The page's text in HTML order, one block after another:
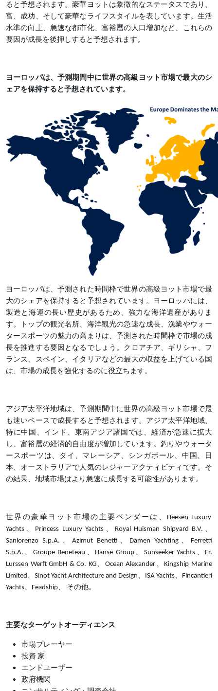
ると予想されます。豪華ヨットは象徴的なステータスであり、
富、成功、そして豪華なライフスタイルを表しています。生活
水準の向上、急速な都市化、富裕層の人口増加など、これらの
要因が成長を後押しすると予想されます。
ヨーロッパは、予測期間中に世界の高級ヨット市場で最大のシ
ェアを保持すると予想されています。
ヨーロッパは、予測された時間枠で世界の高級ヨット市場で最
大のシェアを保持すると予想されています。ヨーロッパには、
製造と海運の長い歴史があるため、強力な海洋遺産がありま
す。トップの観光名所、海洋観光の急速な成長、漁業やウォー
タースポーツの魅力の高まりは、予測された時間枠で市場の成
長を推進する要因となるでしょう。クロアチア、ギリシャ、フ
ランス、スペイン、イタリアなどの最大の収益を上げている国
は、市場の成長を強化するのに役立ちます。
アジア太平洋地域は、予測期間中に世界の高級ヨット市場で最
も速いペースで成長すると予想されます。アジア太平洋地域、
特に中国、インド、東南アジア諸国では、経済が急速に拡大
し、富裕層の経済的自由度が増加しています。釣りやウォータ
ースポーツは、タイ、マレーシア、シンガポール、中国、日
本、オーストラリアで人気のレジャーアクティビティです。そ
の結果、地域市場はより急速に成長する可能性があります。
世界の豪華ヨット市場の主要ベンダーは、 Heesen Luxury
Yachts、Princess Luxury Yachts、Royal Huisman Shipyard B.V.、
Sanlorenzo S.p.A.、Azimut Benetti、Damen Yachting、Ferretti
S.p.A.、Groupe Beneteau、Hanse Group、Sunseeker Yachts、Fr.
Lurssen Werft GmbH & Co. KG、Ocean Alexander、Kingship Marine
Limited、Sinot Yacht Architecture and Design、ISA Yachts、Fincantieri
Yachts、Feadship、 その他。
主要なターゲットオーディエンス
市場プレーヤー
投資 家
エンドユーザー
政府機関